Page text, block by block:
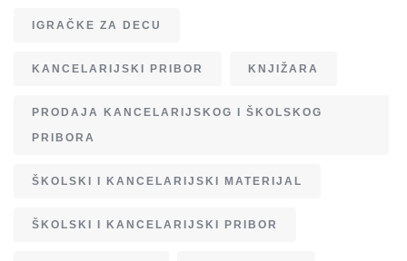
IGRAČKE ZA DECU
KANCELARIJSKI PRIBOR KNJIŽARA
PRODAJA KANCELARIJSKOG I ŠKOLSKOG
PRIBORA
ŠKOLSKI I KANCELARIJSKI MATERIJAL
ŠKOLSKI I KANCELARIJSKI PRIBOR